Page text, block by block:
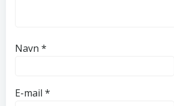
Navn *
E-mail *